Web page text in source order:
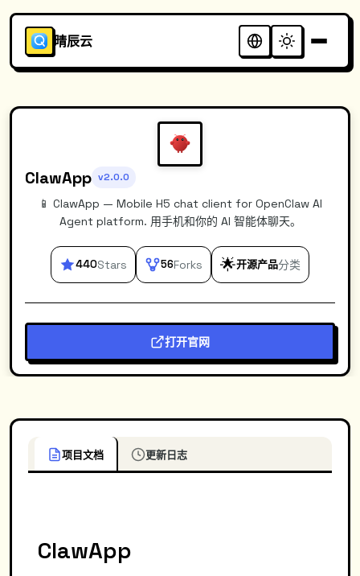
晴辰云
ClawApp v2.0.0
📱 ClawApp — Mobile H5 chat client for OpenClaw AI
Agent platform. 用手机和你的 AI 智能体聊天。
440Stars 56Forks 🌟开源产品分类
打开官网
项目文档 更新日志
ClawApp